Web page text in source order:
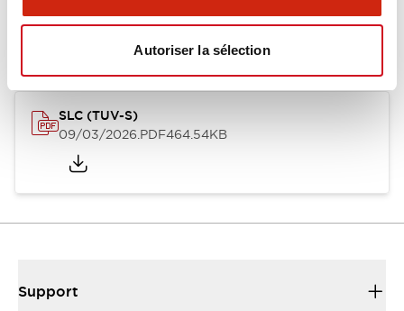
Autoriser la sélection
Approbations Et Normes
SLC (TUV-S)
09/03/2026.PDF464.54KB
Support